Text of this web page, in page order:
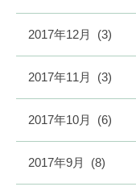
2017年12月 (3)
2017年11月 (3)
2017年10月 (6)
2017年9月 (8)